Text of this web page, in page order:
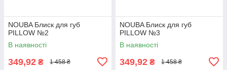
NOUBA Блиск для губ
PILLOW №2
В наявності
349,92 ₴ 1 458 ₴
NOUBA Блиск для губ
PILLOW №3
В наявності
349,92 ₴ 1 458 ₴